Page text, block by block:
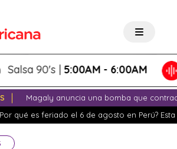
90's |5:00AM - 6:00AM
Magaly anuncia una bomba que
qué es feriado el 6 de agosto en Perú?